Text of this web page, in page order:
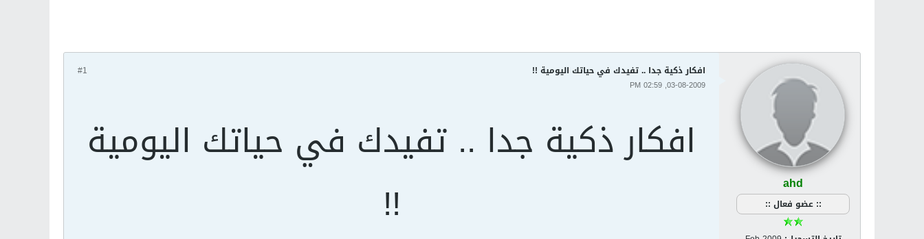
ahd
:: عضو فعال ::
#1 افكار ذكية جدا .. تفيدك في حياتك اليومية !!
03-08-2009, 02:59 PM
افكار ذكية جدا .. تفيدك في حياتك اليومية
!!